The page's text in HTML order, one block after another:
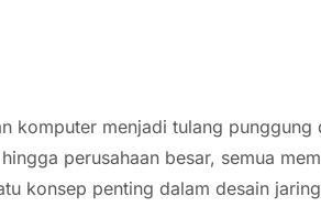
komputer menjadi tulang
perusahaan besar, semua
konsep penting dalam desain